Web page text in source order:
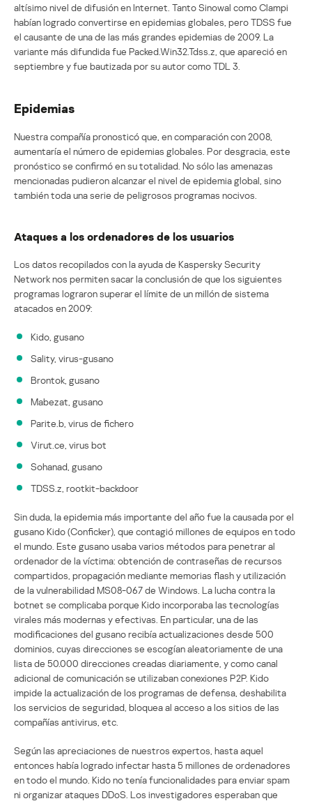
altísimo nivel de difusión en Internet. Tanto Sinowal como Clampi
habían logrado convertirse en epidemias globales, pero TDSS fue
el causante de una de las más grandes epidemias de 2009. La
variante más difundida fue Packed.Win32.Tdss.z, que apareció en
septiembre y fue bautizada por su autor como TDL 3.
Epidemias
Nuestra compañía pronosticó que, en comparación con 2008,
aumentaría el número de epidemias globales. Por desgracia, este
pronóstico se confirmó en su totalidad. No sólo las amenazas
mencionadas pudieron alcanzar el nivel de epidemia global, sino
también toda una serie de peligrosos programas nocivos.
Ataques a los ordenadores de los usuarios
Los datos recopilados con la ayuda de Kaspersky Security
Network nos permiten sacar la conclusión de que los siguientes
programas lograron superar el límite de un millón de sistema
atacados en 2009:
Kido, gusano
Sality, virus-gusano
Brontok, gusano
Mabezat, gusano
Parite.b, virus de fichero
Virut.ce, virus bot
Sohanad, gusano
TDSS.z, rootkit-backdoor
Sin duda, la epidemia más importante del año fue la causada por el
gusano Kido (Conficker), que contagió millones de equipos en todo
el mundo. Este gusano usaba varios métodos para penetrar al
ordenador de la víctima: obtención de contraseñas de recursos
compartidos, propagación mediante memorias flash y utilización
de la vulnerabilidad MS08-067 de Windows. La lucha contra la
botnet se complicaba porque Kido incorporaba las tecnologías
virales más modernas y efectivas. En particular, una de las
modificaciones del gusano recibía actualizaciones desde 500
dominios, cuyas direcciones se escogían aleatoriamente de una
lista de 50.000 direcciones creadas diariamente, y como canal
adicional de comunicación se utilizaban conexiones P2P. Kido
impide la actualización de los programas de defensa, deshabilita
los servicios de seguridad, bloquea al acceso a los sitios de las
compañías antivirus, etc.
Según las apreciaciones de nuestros expertos, hasta aquel
entonces había logrado infectar hasta 5 millones de ordenadores
en todo el mundo. Kido no tenía funcionalidades para enviar spam
ni organizar ataques DDoS. Los investigadores esperaban que